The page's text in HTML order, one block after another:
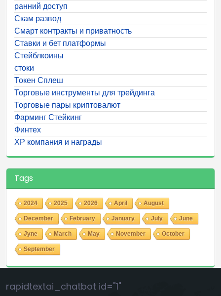
ранний доступ
Скам развод
Смарт контракты и приватность
Ставки и бет платформы
Стейблкоины
стоки
Токен Сплеш
Торговые инструменты для трейдинга
Торговые пары криптовалют
Фарминг Стейкинг
Финтех
ХР компания и награды
Tags
2024 2025 2026 April August
December February January July June
Jyne March May November October
September
rapidtextai_chatbot id="1"